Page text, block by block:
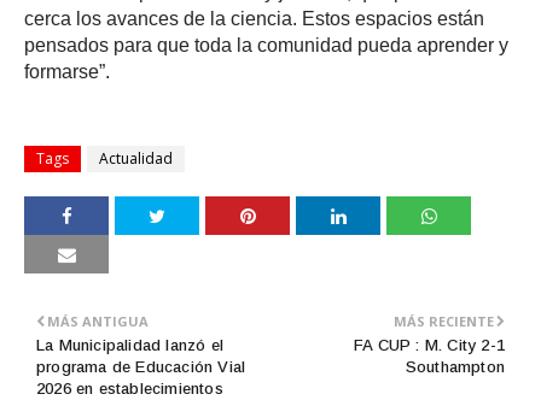
cerca los avances de la ciencia. Estos espacios están
pensados para que toda la comunidad pueda aprender y
formarse”.
Tags Actualidad
MÁS RECIENTE
FA CUP : M. City 2-1
Southampton
MÁS ANTIGUA
La Municipalidad lanzó el
programa de Educación Vial
2026 en establecimientos